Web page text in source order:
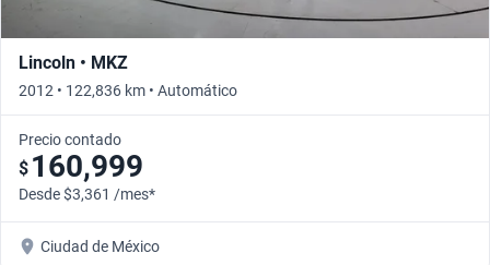
Lincoln • MKZ
2012 • 122,836 km • Automático
Precio contado
$ 160,999
Desde $3,361 /mes*
Ciudad de México